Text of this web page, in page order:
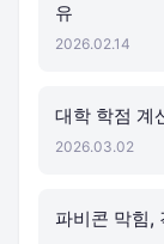
유
2026.02.14
대학 학점 계
2026.03.02
파비콘 막힘,